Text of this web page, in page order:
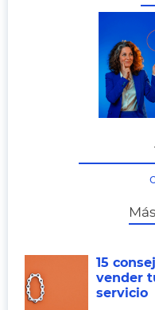
15
vender
servicio